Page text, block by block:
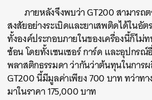
ภายหลังจึงพบว่า GT200 สามารถ
สงสัยอย่างระเบิดและยาเสพติดได้ในอั
ทั้งองค์ประกอบภายในของเครื่องนี้ก็ไม่
ซ้อน โดยทั้งเซนเซอร์ การ์ด และอุปกรณ์
พลาสติกธรรมดา ว่ากันว่าต้นทุนในการ
GT200 นี้มีมูลค่าเพียง 700 บาท ทว่าท
มาในราคา 175,000 บาท